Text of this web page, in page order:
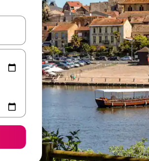
os usando as seta para cima e para